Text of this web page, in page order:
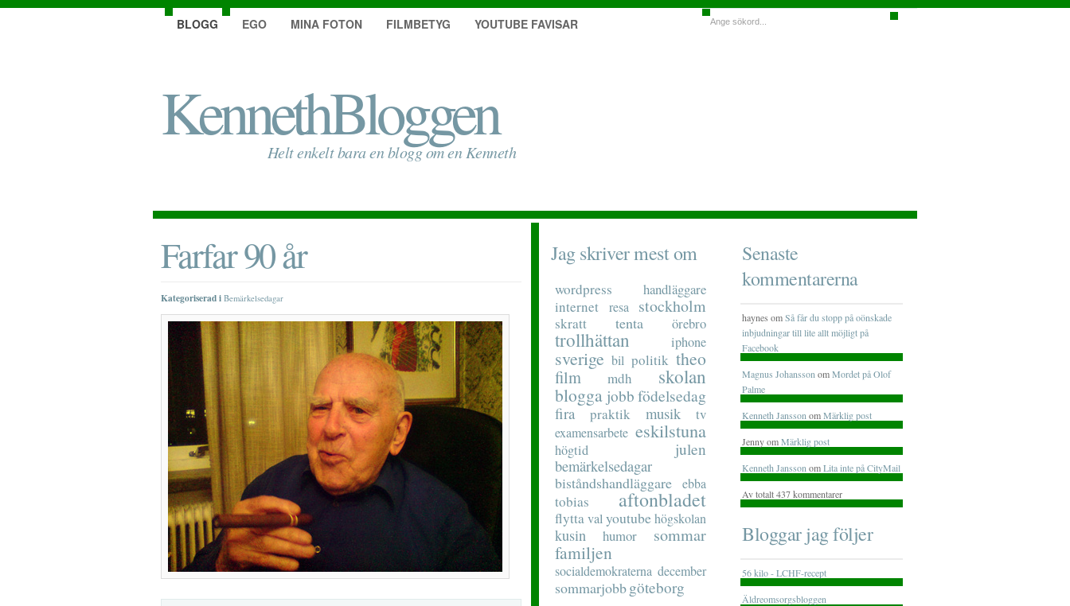
KennethBloggen
Helt enkelt bara en blogg om en Kenneth
BLOGG EGO MINA FOTON FILMBETYG YOUTUBE FAVISAR
Farfar 90 år
Kategoriserad i Bemärkelsedagar
Jag skriver mest om
wordpress
handläggare
internet
resa stockholm
skratt tenta örebro
trollhättan iphone
sverige bil politik theo
film mdh skolan
blogga jobb födelsedag
fira praktik musik tv
examensarbete eskilstuna
högtid julen
bemärkelsedagar
biståndshandläggare
ebba
tobias aftonbladet
flyttavalyoutubehögskolan
kusin humor sommar
familjen
socialdemokraterna december
sommarjobbgöteborg
Senaste
kommentarerna
haynes omSå får du stopp på oönskade
inbjudningar till lite allt möjligt på
Facebook
Magnus Johansson omMordet på Olof
Palme
Kenneth Jansson omMärklig post
Jenny omMärklig post
Kenneth Jansson omLita inte på CityMail
Av totalt 437 kommentarer
Bloggar jag följer
56 kilo - LCHF-recept
Äldreomsorgsbloggen